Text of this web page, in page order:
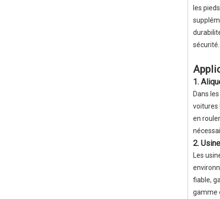
les
sécurité.
1.
Dans
voitures
en
2.
Les
fiable,
gamme